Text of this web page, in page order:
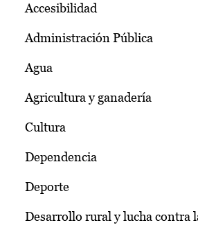
Accesibilidad
Administración Pública
Agua
Agricultura y ganadería
Cultura
Dependencia
Deporte
Desarrollo rural y lucha contra